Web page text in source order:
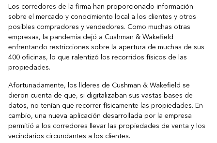
Los corredores de la firma han proporcionado información
sobre el mercado y conocimiento local a los clientes y otros
posibles compradores y vendedores. Como muchas otras
empresas, la pandemia dejó a Cushman & Wakefield
enfrentando restricciones sobre la apertura de muchas de sus
400 oficinas, lo que ralentizó los recorridos físicos de las
propiedades.
Afortunadamente, los líderes de Cushman & Wakefield se
dieron cuenta de que, si digitalizaban sus vastas bases de
datos, no tenían que recorrer físicamente las propiedades. En
cambio, una nueva aplicación desarrollada por la empresa
permitió a los corredores llevar las propiedades de venta y los
vecindarios circundantes a los clientes.